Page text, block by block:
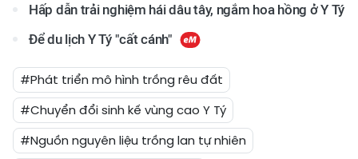
Hấp dẫn trải nghiệm hái dâu tây, ngắm hoa hồng ở Y Tý
Để du lịch Y Tý "cất cánh"
#Phát triển mô hình trồng rêu đất
#Chuyển đổi sinh kế vùng cao Y Tý
#Nguồn nguyên liệu trồng lan tự nhiên